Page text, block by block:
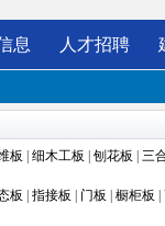
息 人才招聘
板 细木工板 刨花板 三
板 指接板 门板 橱柜板